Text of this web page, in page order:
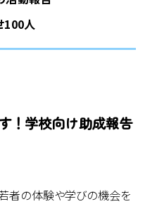
100人
！学校向け助成報告
者の体験や学びの機会を